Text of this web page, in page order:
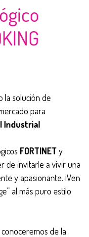
la solución de
para
Industrial
FORTINET y
de invitarle a vivir una
y apasionante. ¡Ven
al más puro estilo
de la